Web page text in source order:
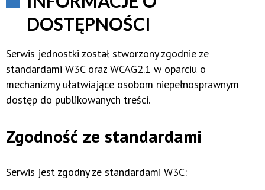
DOSTĘPNOŚCI
Serwis jednostki został stworzony zgodnie ze
standardami W3C oraz WCAG2.1 w oparciu o
mechanizmy ułatwiające osobom niepełnosprawnym
dostęp do publikowanych treści.
Zgodność ze standardami
Serwis jest zgodny ze standardami W3C: